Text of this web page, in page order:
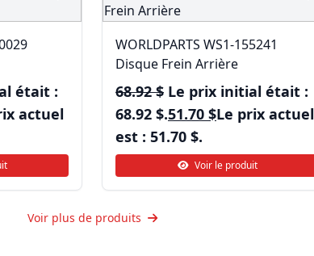
était :
actuel
WORLDPARTS WS1-155241
Disque Frein Arrière
68.92$ Le prix initial était :
68.92 $.51.70 $Le prix actuel
est : 51.70 $.
Voir le produit
Voir plus de produits